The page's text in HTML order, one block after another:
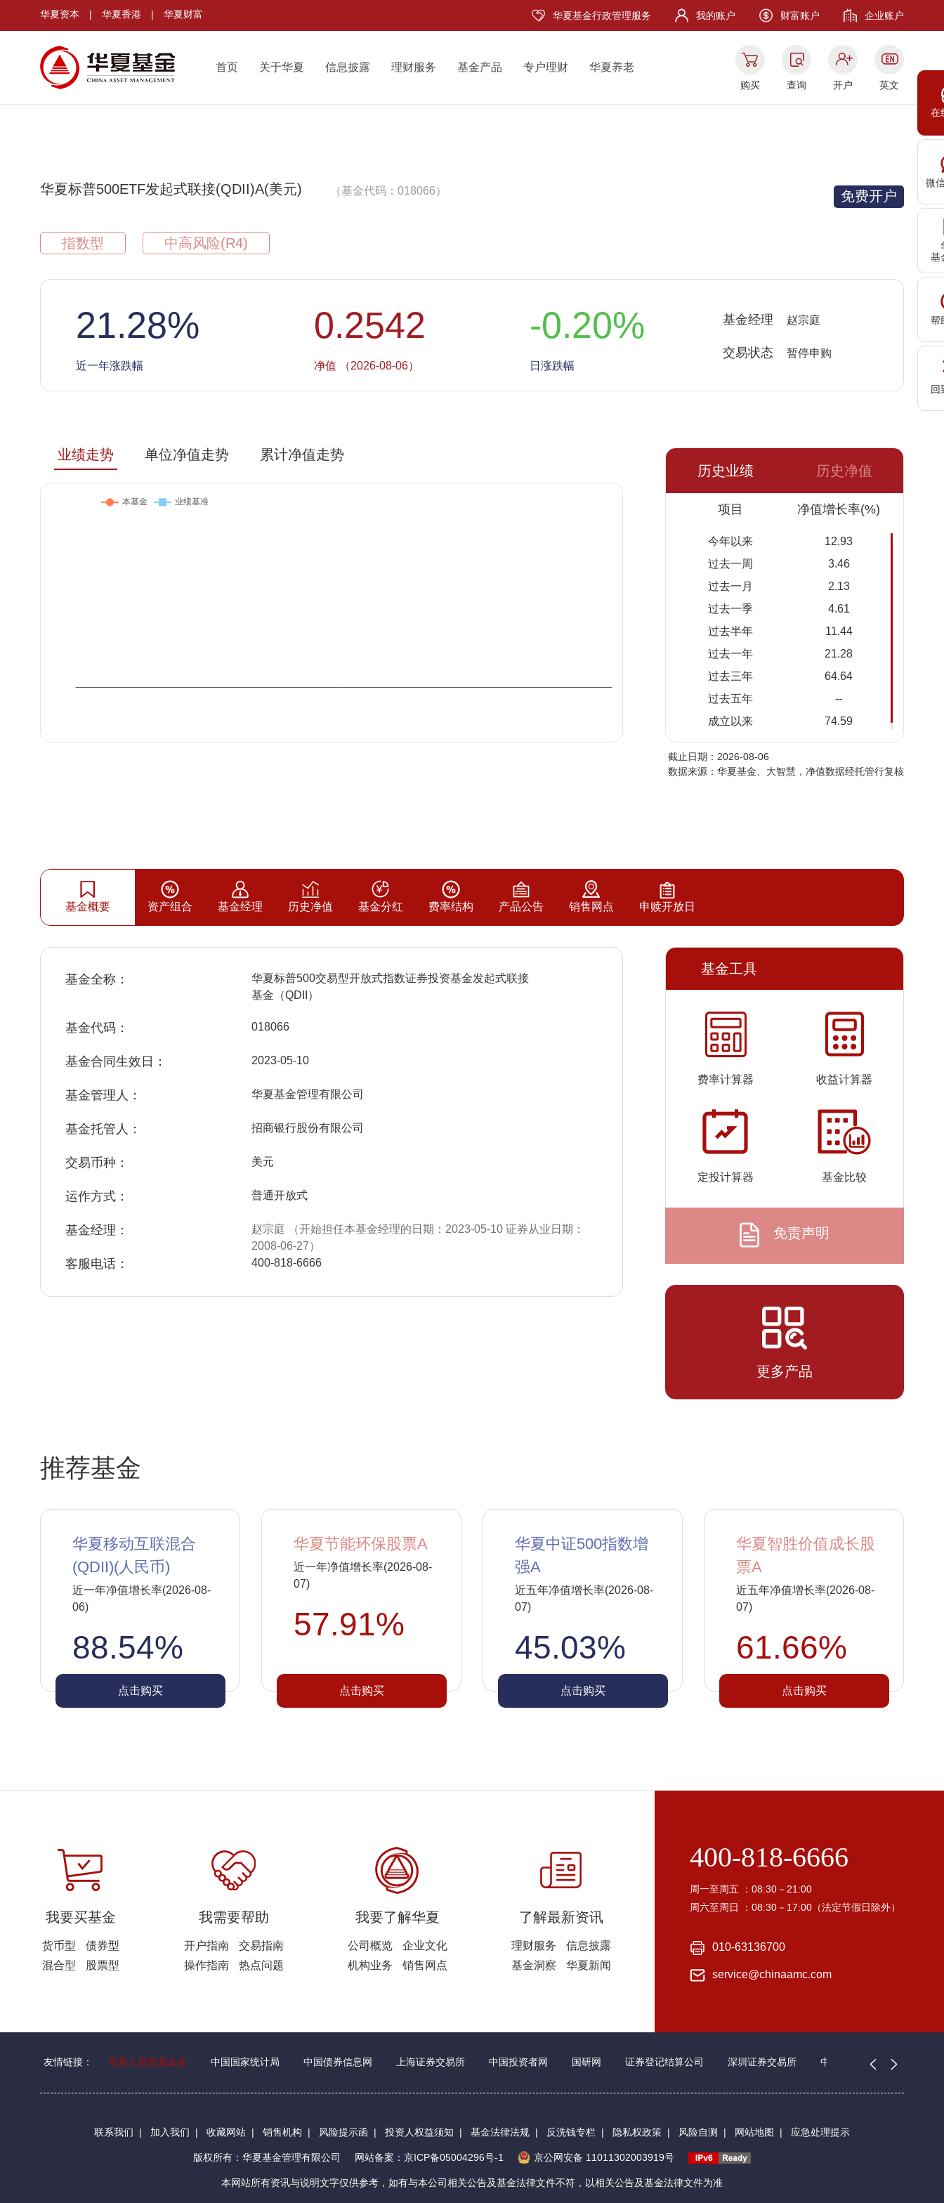
在
微
基
帮
回
华夏资本 | 华夏香港 | 华夏财富 华夏基金行政管理服务 我的账户 财富账户 企业账户
首页 关于华夏 信息披露 理财服务 基金产品 专户理财 华夏养老
购买 查询 开户 英文
华夏标普500ETF发起式联接(QDII)A(美元) （基金代码：018066）
指数型 中高风险(R4)
免费开户
21.28%
近一年涨跌幅
0.2542
净值 （2026-08-06）
-0.20%
日涨跌幅
基金经理 赵宗庭
交易状态 暂停申购
业绩走势 单位净值走势
累计净值走势
历史业绩
历史净值
项目 净值增长率(%)
今年以来
12.93
过去一周
3.46
过去一月
2.13
过去一季
4.61
过去半年
11.44
过去一年
21.28
过去三年
64.64
过去五年
--
成立以来
74.59
净值
累计净
2026-
0.2542
08-05
2026-
08-04
0.2551
2026-
08-03
0.2508
2026-
0.2474
2026-
07-30
0.2457 0.2457
2026-
07-23
2026-
07-22
0.2478 0.2478
2026-
07-21
0.2481
2026-
07-20
0.2461
2026-
0.2465
2026-
0.2489
07-15
0.2492 0.2492
07-13
截止日期：2026-08-06
数据来源：华夏基金、大智慧，净值数据经托管行复核
基金概要 资产组合 基金经理 历史净值 基金分红 费率结构 产品公告 销售网点 申赎开放日
基金全称：
华夏标普500交易型开放式指数证券投资基金发起式联接
基金（QDII）
基金代码： 018066
基金合同生效日： 2023-05-10
基金管理人： 华夏基金管理有限公司
基金托管人： 招商银行股份有限公司
交易币种： 美元
运作方式： 普通开放式
基金经理：
赵宗庭 （开始担任本基金经理的日期：2023-05-10 证券从业日期：
2008-06-27）
客服电话： 400-818-6666
基金工具
费率计算器 收益计算器
定投计算器 基金比较
免责声明
更多产品
推荐基金
华夏移动互联混合
(QDII)(人民币)
近一年净值增长率(2026-08-
06)
88.54%
点击购买
华夏节能环保股票A
近一年净值增长率(2026-08-
07)
57.91%
点击购买
华夏中证500指数增
强A
近五年净值增长率(2026-08-
07)
45.03%
点击购买
华夏智胜价值成长股
票A
近五年净值增长率(2026-08-
07)
61.66%
点击购买
我要买基金
货币型
债券型
混合型
股票型
我需要帮助
开户指南
交易指南
操作指南
热点问题
我要了解华夏
公司概览
企业文化
机构业务
销售网点
了解最新资讯
理财服务
信息披露
基金洞察
华夏新闻
400-818-6666
周一至周五 ：08:30－21:00
周六至周日 ：08:30－17:00（法定节假日除外）
010-63136700
service@chinaamc.com
友情链接： 华夏人慈善基金会 中国国家统计局 中国债券信息网 上海证券交易所 中国投资者网 国研网 证券登记结算公司 深圳证券交易所 中国证券业协会
联系我们 | 加入我们 | 收藏网站 | 销售机构 | 风险提示函 | 投资人权益须知 | 基金法律法规 | 反洗钱专栏 | 隐私权政策 | 风险自测 | 网站地图 | 应急处理提示
版权所有：华夏基金管理有限公司 网站备案：京ICP备05004296号-1 京公网安备 11011302003919号
本网站所有资讯与说明文字仅供参考，如有与本公司相关公告及基金法律文件不符，以相关公告及基金法律文件为准